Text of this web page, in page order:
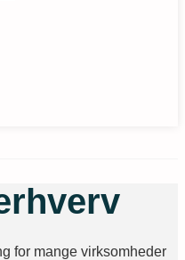
for mange virksomheder